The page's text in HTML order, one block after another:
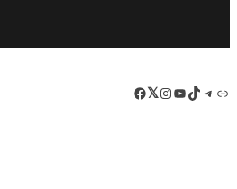
Facebook
LinkedIn
Instagram
YouTube
TikTok